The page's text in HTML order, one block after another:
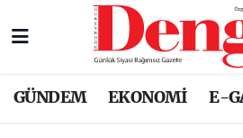
GÜNDEM EKONOMİ E-
Nöbetçi Eczaneler